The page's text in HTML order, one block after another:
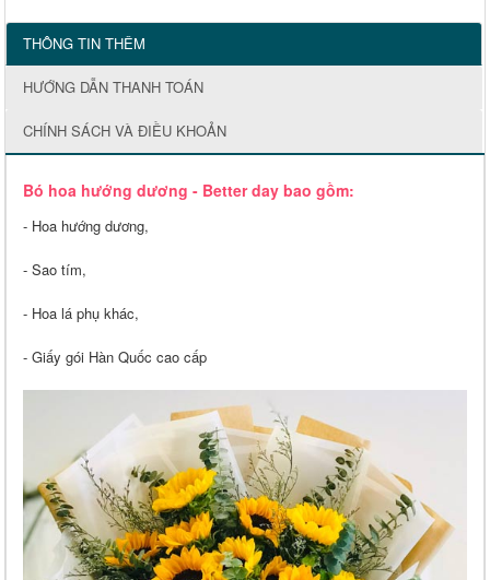
THÔNG TIN THÊM
HƯỚNG DẪN THANH TOÁN
CHÍNH SÁCH VÀ ĐIỀU KHOẢN
Bó hoa hướng dương - Better day bao gồm:
- Hoa hướng dương,
- Sao tím,
- Hoa lá phụ khác,
- Giấy gói Hàn Quốc cao cấp